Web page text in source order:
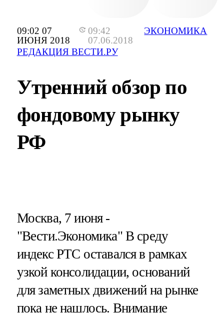
09:02 07
ИЮНЯ 2018
09:42
07.06.2018
РЕДАКЦИЯ ВЕСТИ.РУ
ЭКОНОМИКА
Утренний обзор по
фондовому рынку
РФ
Москва, 7 июня -
"Вести.Экономика" В среду
индекс РТС оставался в рамках
узкой консолидации, оснований
для заметных движений на рынке
пока не нашлось. Внимание